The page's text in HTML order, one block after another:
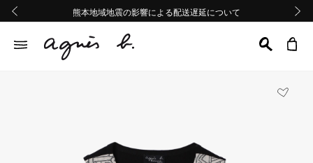
熊本地域地震の影響による配送遅延について
Summer Sale 2buy10%OFF!!
熊本地域地震の影響による配送遅延について
Summer Sale 2buy10%OFF!!